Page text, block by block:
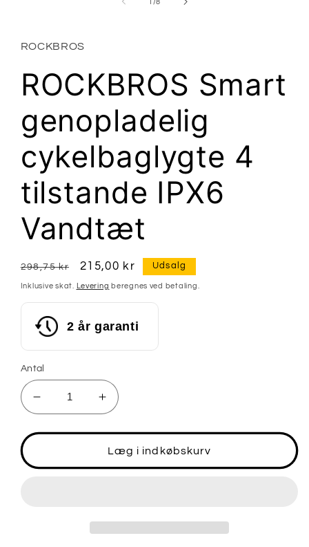
1 /8
ROCKBROS
ROCKBROS Smart
genopladelig
cykelbaglygte 4
tilstande IPX6
Vandtæt
Normalpris
298,75 kr Udsalgspris
215,00 kr Udsalg
Inklusive skat. Levering beregnes ved betaling.
2 år garanti
Antal
Reducer
antallet
for
ROCKBROS
Smart
Øg
antallet
for
ROCKBROS
Smart
tilstande
Læg i indkøbskurv